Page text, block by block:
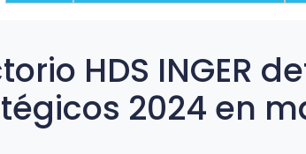
HDS INGER
2024 en